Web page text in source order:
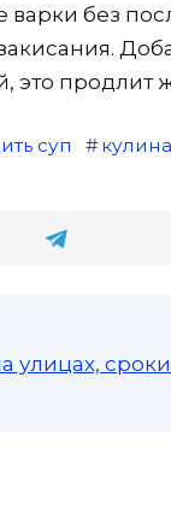
варки без
это продлит
суп
улицах,